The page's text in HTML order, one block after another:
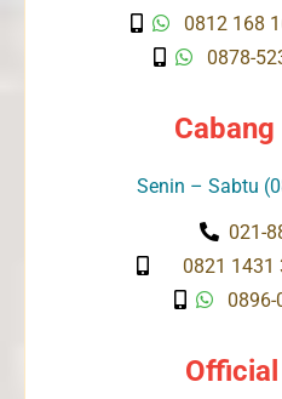
0812 168
0878-
Senin – Sabtu
021-
0821 1431
0896-